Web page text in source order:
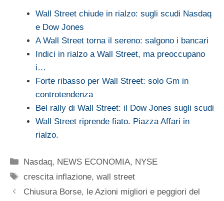
Wall Street chiude in rialzo: sugli scudi Nasdaq
e Dow Jones
A Wall Street torna il sereno: salgono i bancari
Indici in rialzo a Wall Street, ma preoccupano
i…
Forte ribasso per Wall Street: solo Gm in
controtendenza
Bel rally di Wall Street: il Dow Jones sugli scudi
Wall Street riprende fiato. Piazza Affari in
rialzo.
Categorie
Nasdaq, NEWS ECONOMIA, NYSE
Tag
crescita inflazione,wall street
Chiusura Borse, le Azioni migliori e peggiori del